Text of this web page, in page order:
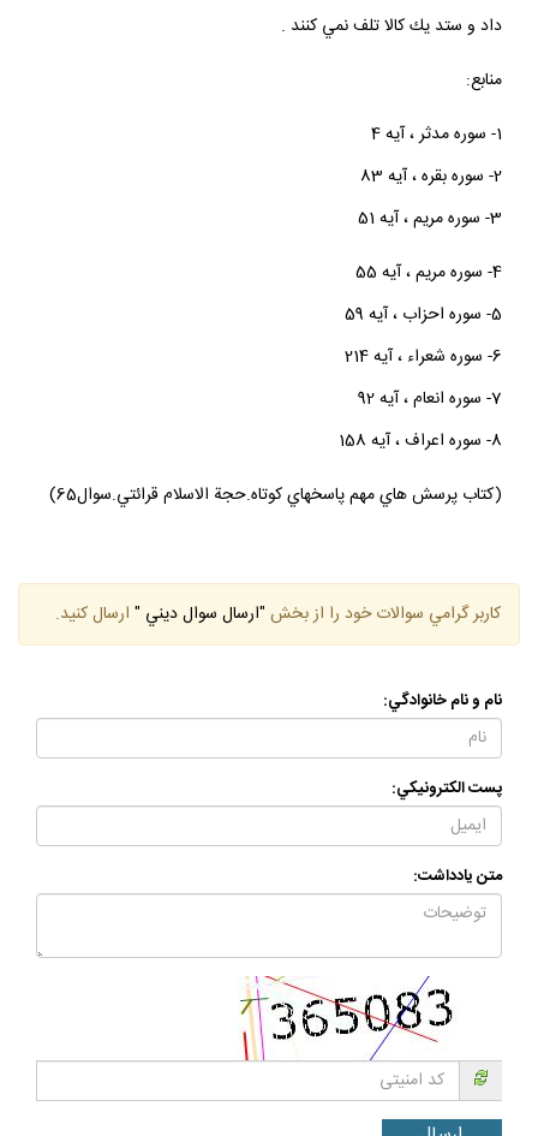
داد و ستد يك كالا تلف نمي كنند .
منابع:
1- سوره مدثر ، آيه 4
2- سوره بقره ، آيه 83
3- سوره مريم ، آيه 51
4- سوره مريم ، آيه 55
5- سوره احزاب ، آيه 59
6- سوره شعراء ، آيه 214
7- سوره انعام ، آيه 92
8- سوره اعراف ، آيه 158
(كتاب پرسش هاي مهم پاسخهاي كوتاه.حجة الاسلام قرائتي.سوال65)
كاربر گرامي سوالات خود را از بخش "ارسال سوال ديني " ارسال كنيد.
نام و نام خانوادگي:
پست الكترونيكي:
متن يادداشت: